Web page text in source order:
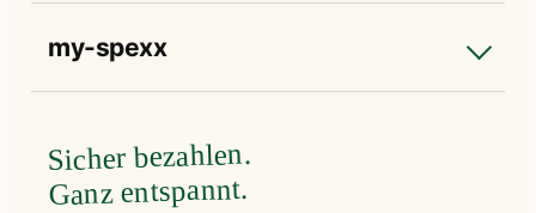
my-spexx
Sicher bezahlen.
Ganz entspannt.